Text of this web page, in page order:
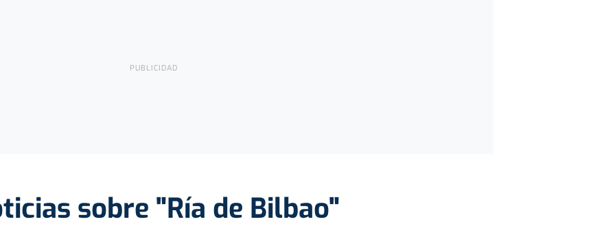
sobre "Ría de Bilbao"